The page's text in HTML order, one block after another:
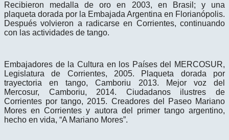
Recibieron medalla de oro en 2003, en Brasil; y una
plaqueta dorada por la Embajada Argentina en Florianópolis.
Después volvieron a radicarse en Corrientes, continuando
con las actividades de tango.
Embajadores de la Cultura en los Países del MERCOSUR,
Legislatura de Corrientes, 2005. Plaqueta dorada por
trayectoria en tango, Camboriu 2013. Mejor voz del
Mercosur, Camboriu, 2014. Ciudadanos ilustres de
Corrientes por tango, 2015. Creadores del Paseo Mariano
Mores en Corrientes y autora del primer tango argentino,
hecho en vida, “A Mariano Mores”.